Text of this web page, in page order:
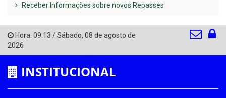
Receber Informações sobre novos Repasses
Hora: 09:13 /Sábado, 08 de agosto de
2026
INSTITUCIONAL